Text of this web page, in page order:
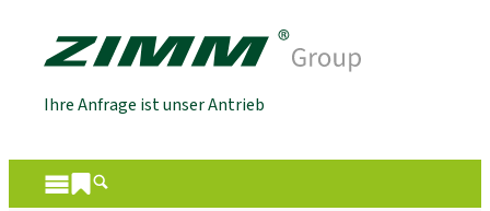
Ihre Anfrage ist unser Antrieb